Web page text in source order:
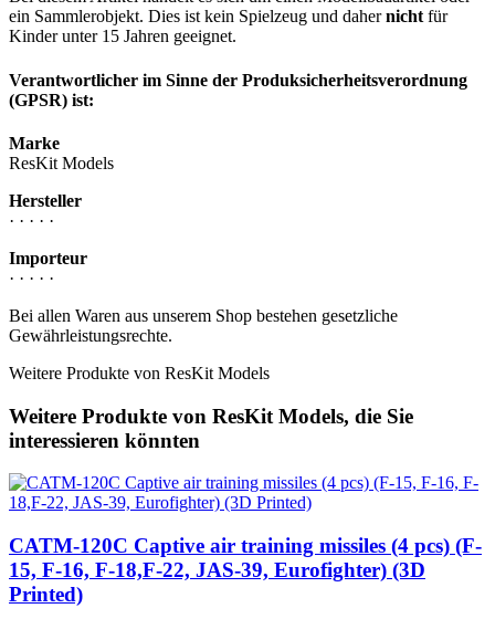
ein Sammlerobjekt. Dies ist kein Spielzeug und dahernicht für
Kinder unter 15 Jahren geeignet.
Verantwortlicher im Sinne der Produksicherheitsverordnung
(GPSR) ist:
Marke
ResKit Models
Hersteller
· · · · ·
Importeur
· · · · ·
Bei allen Waren aus unserem Shop bestehen gesetzliche
Gewährleistungsrechte.
Weitere Produkte von ResKit Models
Weitere Produkte von ResKit Models, die Sie
interessieren könnten
CATM-120C Captive air training missiles (4 pcs) (F-
15, F-16, F-18,F-22, JAS-39, Eurofighter) (3D
Printed)